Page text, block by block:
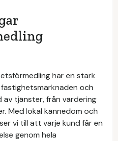
har en stark
och
tjänster, från värdering
Med lokal kännedom och
vi till att varje kund får en
genom hela